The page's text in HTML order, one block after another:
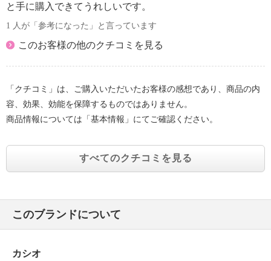
と手に購入できてうれしいです。
1 人が「参考になった」と言っています
このお客様の他のクチコミを見る
「クチコミ」は、ご購入いただいたお客様の感想であり、商品の内
容、効果、効能を保障するものではありません。
商品情報については「基本情報」にてご確認ください。
すべてのクチコミを見る
このブランドについて
カシオ